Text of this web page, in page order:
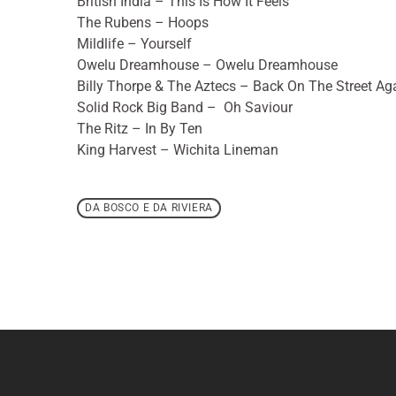
The Rubens – Hoops
Mildlife – Yourself
Owelu Dreamhouse – Owelu Dreamhouse
Billy Thorpe & The Aztecs – Back On The Street
Solid Rock Big Band – Oh Saviour
The Ritz – In By Ten
King Harvest – Wichita Lineman
DA BOSCO E DA RIVIERA